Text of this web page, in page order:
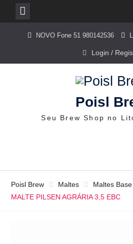
NOVO Fone 51 980142536
Login /
Poisl
Seu Brew Shop no
Poisl Brew Maltes
Maltes Base
MALTE PILSEN AGRÁRIA 3,5 EBC